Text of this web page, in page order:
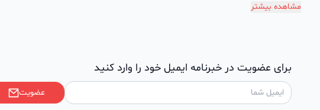
چچیلاس با کلمات کلیدی بسیار خوبی رتبه دریافت کرده و بازخورد‌های بسیار خوبی گرفته‌اند.
طی تماس‌های دوره‌ای پشتیبان‌ها (هر 45 روز تا 60 روز یک‌بار)، صاحبین کسب‌وکارها با
مشاهده بیشتر
برای عضویت در خبرنامه ایمیل خود را وارد کنید
عضویت